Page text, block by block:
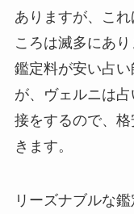
ありますが、こ
ころは滅多にあり
鑑定料が安い占
が、ヴェルニは
接をするので、
きます。
リーズナブルな